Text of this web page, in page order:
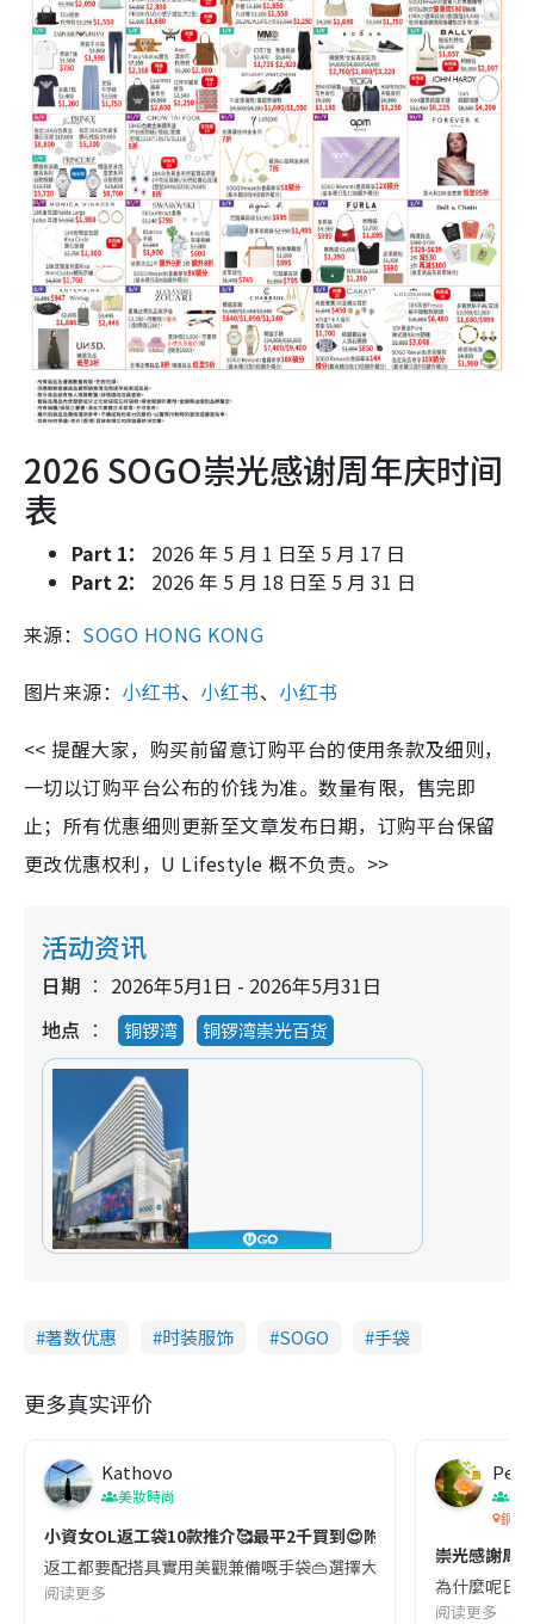
2026 SOGO崇光感谢周年庆时间
表
Part 1：
2026 年 5 月 1 日至 5 月 17 日
Part 2：
2026 年 5 月 18 日至 5 月 31 日
来源： SOGO HONG KONG
图片来源： 小红书、 小红书、 小红书
<< 提醒大家，购买前留意订购平台的使用条款及细则，
一切以订购平台公布的价钱为准。数量有限，售完即
止；所有优惠细则更新至文章发布日期，订购平台保留
更改优惠权利，U Lifestyle 概不负责。>>
活动资讯
日期
2026年5月1日 - 2026年5月31日
地点
铜锣湾 铜锣湾崇光百货
著数优惠 时装服饰 SOGO 手袋
更多真实评价
Kathovo
美妝時尚
小資女OL返工袋10款推介🥰最平2千買到😍附價錢👀
返工都要配搭具實用美觀兼備嘅手袋👜選擇大容量､能搭配不同
阅读更多
著
銅鑼
崇光感謝周
為什麼呢日
阅读更多